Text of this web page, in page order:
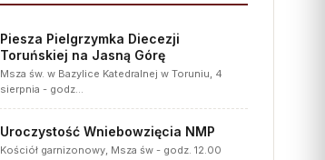
Piesza Pielgrzymka Diecezji
Toruńskiej na Jasną Górę
Msza św. w Bazylice Katedralnej w Toruniu, 4
sierpnia - godz…
Uroczystość Wniebowzięcia NMP
Kościół garnizonowy, Msza św - godz. 12.00